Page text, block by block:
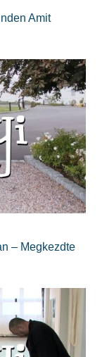
Amit
– Megkezdte